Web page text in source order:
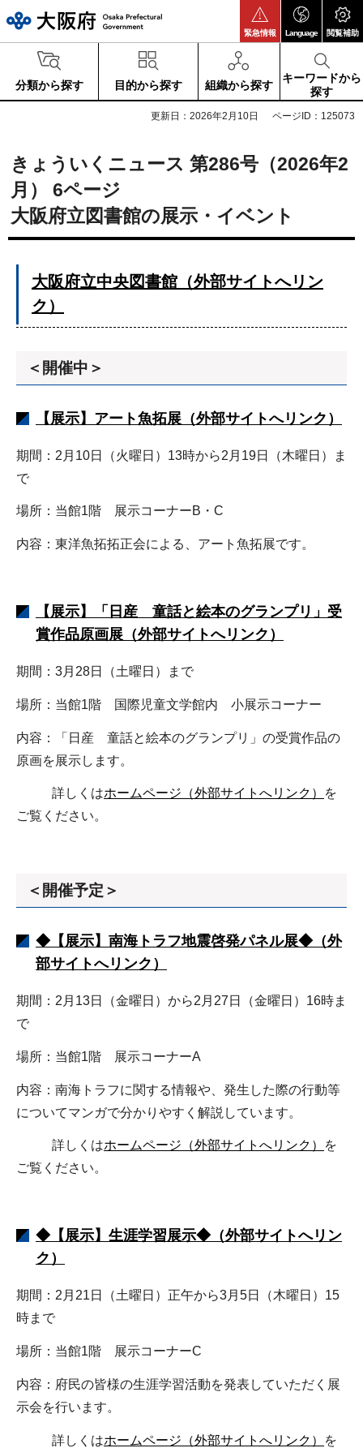
緊急情報 Language 閲覧補助
分類から探す 目的から探す 組織から探す
キーワードから
探す
更新日：2026年2月10日 ページID：125073
きょういくニュース 第286号（2026年2
月） 6ページ
大阪府立図書館の展示・イベント
大阪府立中央図書館（外部サイトへリン
ク）
＜開催中＞
【展示】アート魚拓展（外部サイトへリンク）
期間：2月10日（火曜日）13時から2月19日（木曜日）ま
で
場所：当館1階 展示コーナーB・C
内容：東洋魚拓拓正会による、アート魚拓展です。
【展示】「日産 童話と絵本のグランプリ」受
賞作品原画展（外部サイトへリンク）
期間：3月28日（土曜日）まで
場所：当館1階 国際児童文学館内 小展示コーナー
内容：「日産 童話と絵本のグランプリ」の受賞作品の
原画を展示します。
詳しくはホームページ（外部サイトへリンク）
を
ご覧ください。
＜開催予定＞
◆【展示】南海トラフ地震啓発パネル展◆（外
部サイトへリンク）
期間：2月13日（金曜日）から2月27日（金曜日）16時ま
で
場所：当館1階 展示コーナーA
内容：南海トラフに関する情報や、発生した際の行動等
についてマンガで分かりやすく解説しています。
詳しくはホームページ（外部サイトへリンク）
を
ご覧ください。
◆【展示】生涯学習展示◆（外部サイトへリン
ク）
期間：2月21日（土曜日）正午から3月5日（木曜日）15
時まで
場所：当館1階 展示コーナーC
内容：府民の皆様の生涯学習活動を発表していただく展
示会を行います。
詳しくはホームページ（外部サイトへリンク）
を